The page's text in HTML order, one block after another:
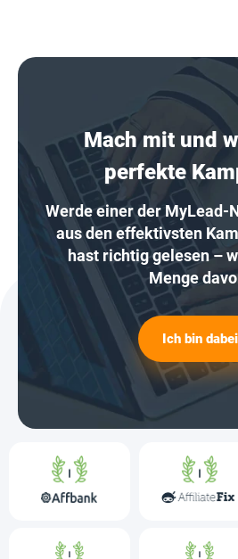
Mach mit und
perfekte
Werde einer der MyLead-
aus den effektivsten
hast richtig gelesen –
Menge
Ich bin dabei